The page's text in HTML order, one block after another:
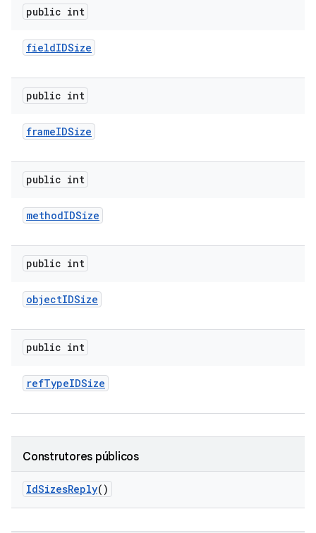
public int
fieldIDSize
public int
frameIDSize
public int
methodIDSize
public int
objectIDSize
public int
refTypeIDSize
Construtores públicos
IdSizesReply()